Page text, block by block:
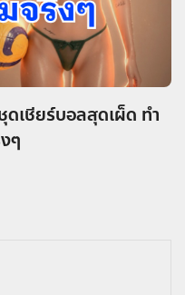
ดเชียร์บอลสุดเผ็ด ทำ
ๆ